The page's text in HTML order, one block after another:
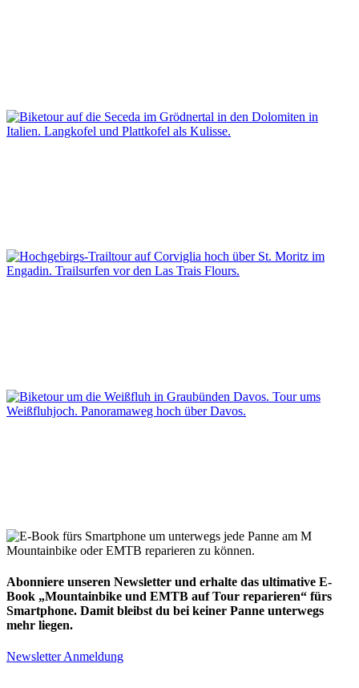
Abonniere unseren Newsletter und erhalte das ultimative E-
Book „Mountainbike und EMTB auf Tour reparieren“ fürs
Smartphone. Damit bleibst du bei keiner Panne unterwegs
mehr liegen.
Newsletter Anmeldung